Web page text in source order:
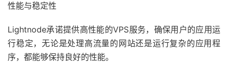
性能与稳定性
Lightnode承诺提供高性能的VPS服务，确保用户的应用运
行稳定，无论是处理高流量的网站还是运行复杂的应用程
序，都能够保持良好的性能。